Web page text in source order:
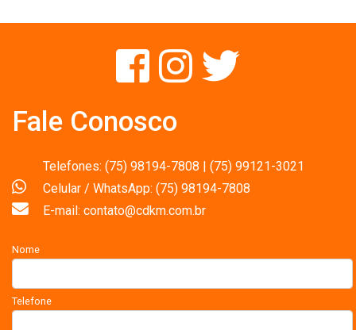
Fale Conosco
Telefones: (75) 98194-7808 | (75) 99121-3021
Celular / WhatsApp: (75) 98194-7808
E-mail: contato@cdkm.com.br
Nome
Telefone